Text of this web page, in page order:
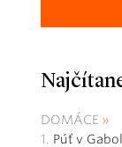
DOMÁCE
Púť v